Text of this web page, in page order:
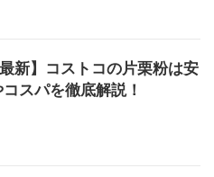
新】コストコの片栗粉は安
スパを徹底解説！